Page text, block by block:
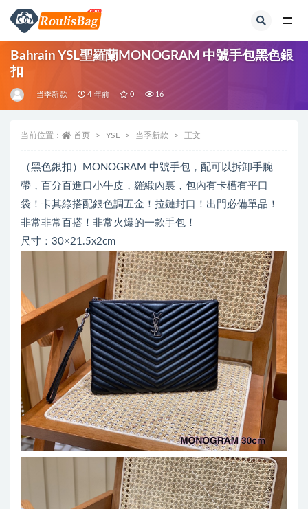
Bahrain YSL聖羅蘭MONOGRAM 中號手包黑色銀
扣
当季新款 4 年前 0 16
当前位置： 首页 YSL 当季新款 正文
（黑色銀扣）MONOGRAM 中號手包，配可以拆卸手腕
帶，百分百進口小牛皮，羅緞內裏，包內有卡槽有平口
袋！卡其綠搭配銀色調五金！拉鏈封口！出門必備單品！
非常非常百搭！非常火爆的一款手包！
尺寸：30×21.5x2cm